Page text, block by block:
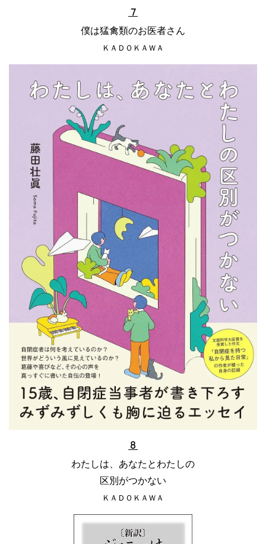
７
僕は猛禽類のお医者さん
ＫＡＤＯＫＡＷＡ
８
わたしは、あなたとわたしの
区別がつかない
ＫＡＤＯＫＡＷＡ